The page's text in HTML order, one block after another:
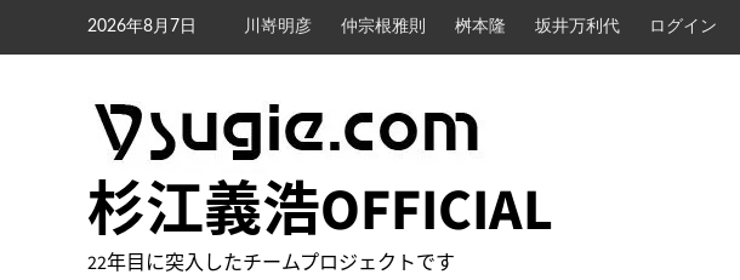
2026年8月7日 川嵜明彦 仲宗根雅則 桝本隆 坂井万利代 ログイン
杉江義浩OFFICIAL
22年目に突入したチームプロジェクトです